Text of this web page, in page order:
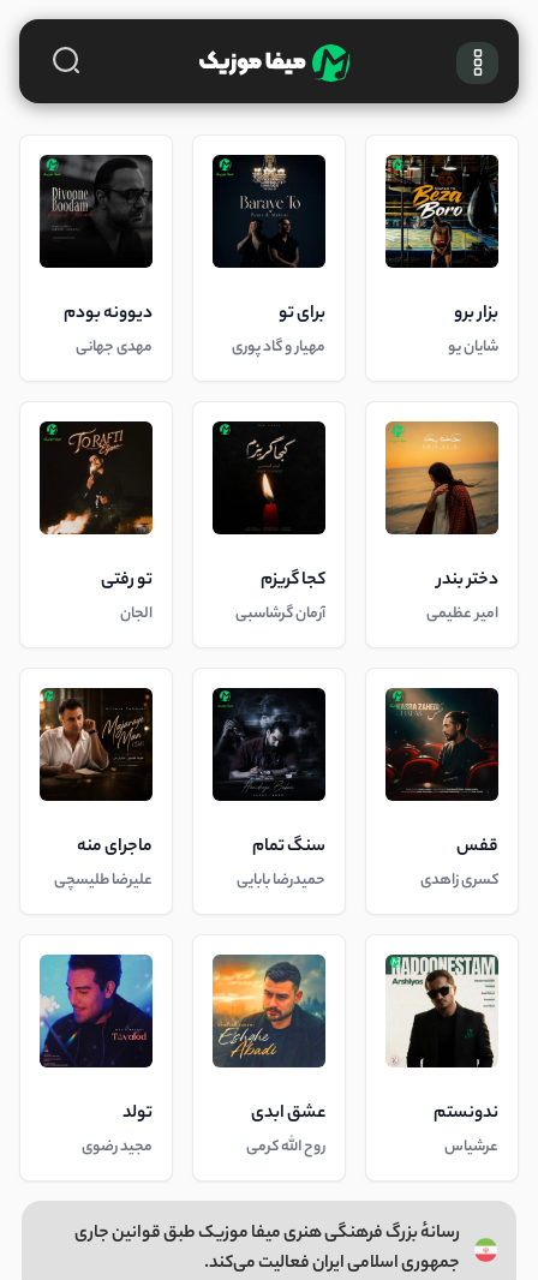
بزار برو
شایان یو
برای تو
مهیار و گاد پوری
دیوونه بودم
مهدی جهانی
دختر بندر
امیر عظیمی
کجا گریزم
آرمان گرشاسبی
تو رفتی
الجان
قفس
کسری زاهدی
سنگ تمام
حمیدرضا بابایی
ماجرای منه
علیرضا طلیسچی
ندونستم
عرشیاس
عشق ابدی
روح الله کرمی
تولد
مجید رضوی
رسانهٔ بزرگ فرهنگی هنری میفا موزیک طبق قوانین جاری
جمهوری اسلامی ایران فعالیت می‌کند.